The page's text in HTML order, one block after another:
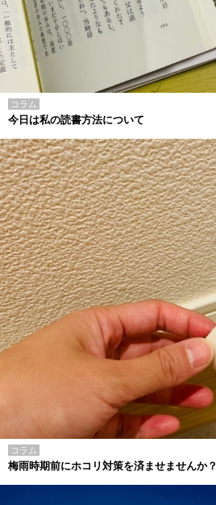
コラム
今日は私の読書方法について
コラム
梅雨時期前にホコリ対策を済ませませんか？